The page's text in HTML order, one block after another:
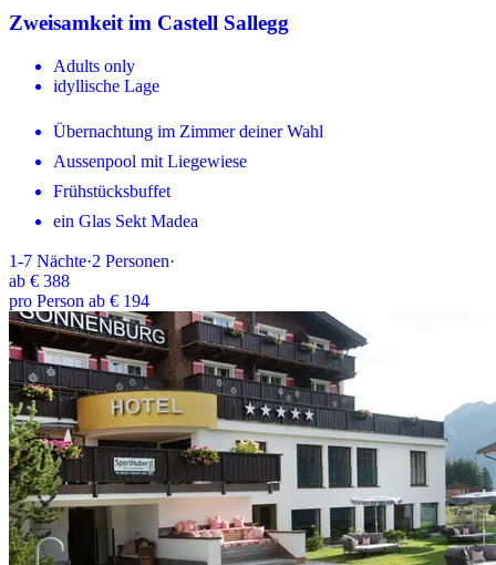
Zweisamkeit im Castell Sallegg
Adults only
idyllische Lage
Übernachtung im Zimmer deiner Wahl
Aussenpool mit Liegewiese
Frühstücksbuffet
ein Glas Sekt Madea
1-7 Nächte·2 Personen·
ab € 388
pro Person ab € 194